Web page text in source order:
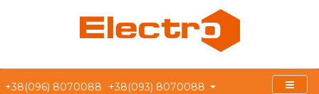
+38(096) 8070088 +38(093) 8070088